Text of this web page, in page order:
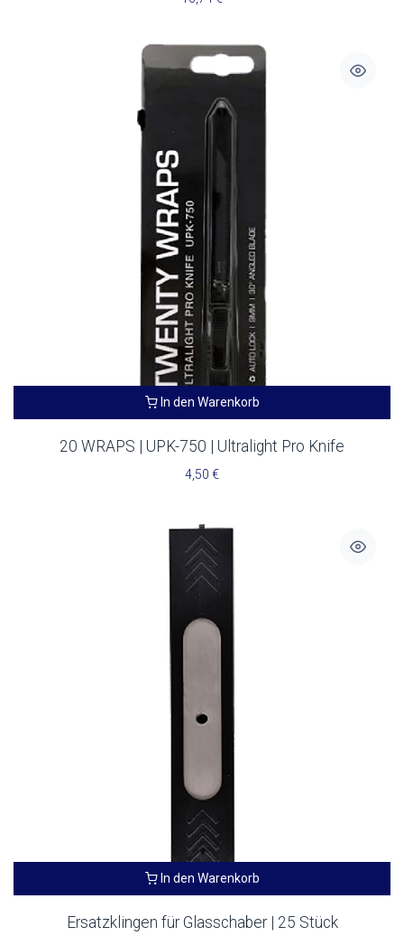
In den Warenkorb
20 WRAPS | UPK-750 | Ultralight Pro Knife
4,50 €
In den Warenkorb
Ersatzklingen für Glasschaber | 25 Stück